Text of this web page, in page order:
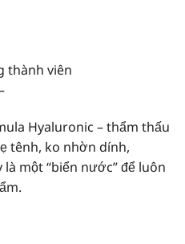
thành viên
Hyaluronic – thẩm thấu
tênh, ko nhờn dính,
một “biển nước” để luôn